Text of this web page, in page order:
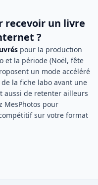
recevoir un livre
?
pour la production
et la période (Noël, fête
un mode accéléré
la fiche labo avant une
aussi de retenter ailleurs
MesPhotos pour
sur votre format